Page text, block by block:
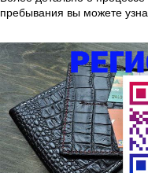
пребывания вы можете